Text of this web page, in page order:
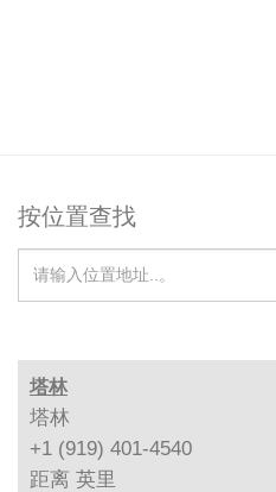
按位置查找
塔林
塔林
+1 (919) 401-4540
距离 英里